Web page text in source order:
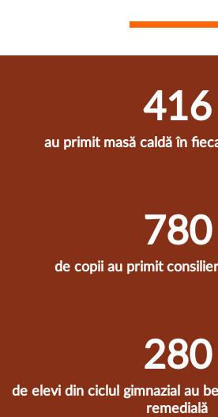
422
au primit masă caldă în
791
de copii au primit
285
de elevi din ciclul gimnazial au
remedială